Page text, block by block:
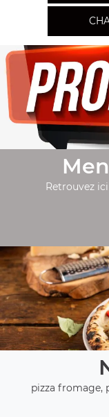
Retrouvez
pizza fromage,